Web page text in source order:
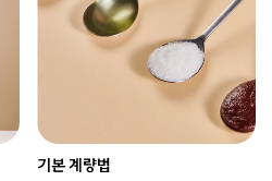
기본 계량법